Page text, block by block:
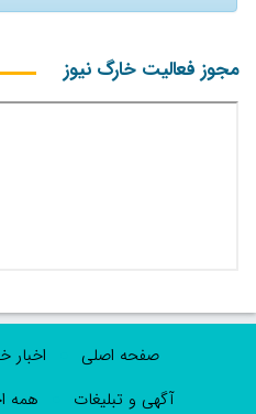
مجوز فعالیت خارگ نیوز
صفحه اصلی اخبار
آگهی و تبلیغات
همه